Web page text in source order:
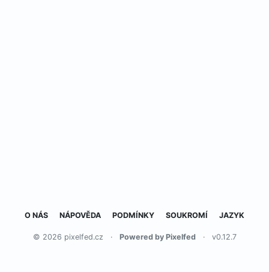
O NÁS NÁPOVĚDA PODMÍNKY SOUKROMÍ JAZYK
© 2026 pixelfed.cz · Powered by Pixelfed · v0.12.7